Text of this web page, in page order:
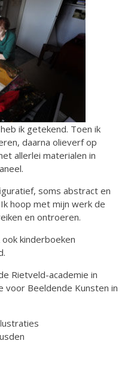
ik getekend. Toen ik
daarna olieverf op
allerlei materialen in
soms abstract en
hoop met mijn werk de
en ontroeren.
kinderboeken
Rietveld-academie in
voor Beeldende Kunsten in